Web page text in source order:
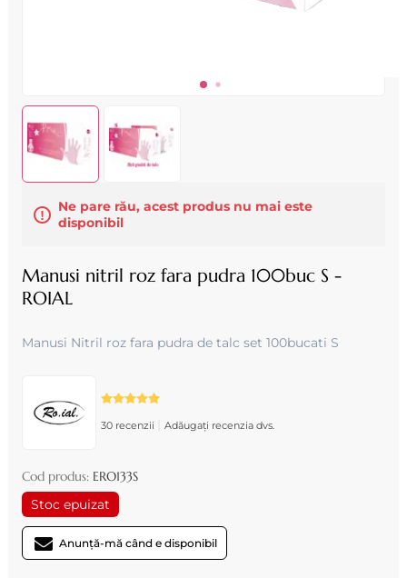
Ne pare rău, acest produs nu mai este
disponibil
Manusi nitril roz fara pudra 100buc S -
ROIAL
Manusi Nitril roz fara pudra de talc set 100bucati S
30 recenzii Adăugați recenzia dvs.
Cod produs: ERO133S
Stoc epuizat
Anunță-mă când e disponibil